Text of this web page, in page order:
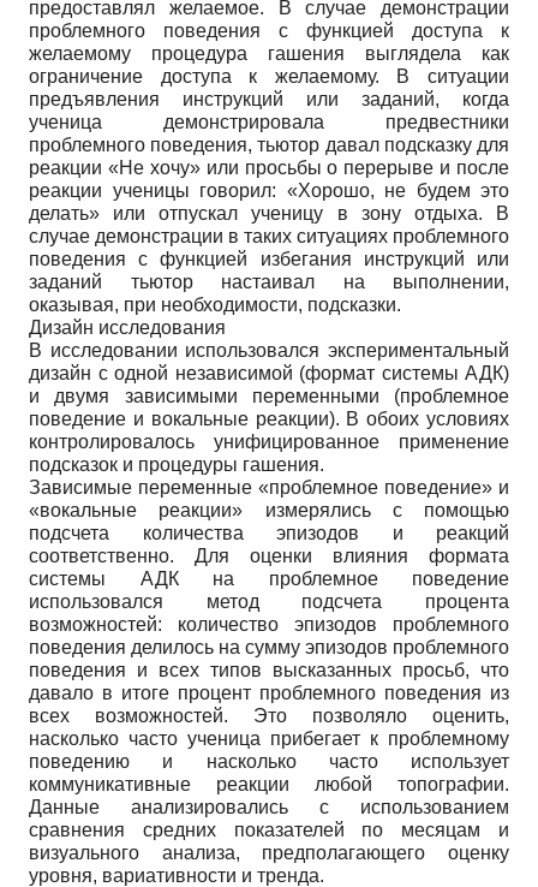
предоставлял желаемое. В случае демонстрации
проблемного поведения с функцией доступа к
желаемому процедура гашения выглядела как
ограничение доступа к желаемому. В ситуации
предъявления инструкций или заданий, когда
ученица демонстрировала предвестники
проблемного поведения, тьютор давал подсказку для
реакции «Не хочу» или просьбы о перерыве и после
реакции ученицы говорил: «Хорошо, не будем это
делать» или отпускал ученицу в зону отдыха. В
случае демонстрации в таких ситуациях проблемного
поведения с функцией избегания инструкций или
заданий тьютор настаивал на выполнении,
оказывая, при необходимости, подсказки.
Дизайн исследования
В исследовании использовался экспериментальный
дизайн с одной независимой (формат системы АДК)
и двумя зависимыми переменными (проблемное
поведение и вокальные реакции). В обоих условиях
контролировалось унифицированное применение
подсказок и процедуры гашения.
Зависимые переменные «проблемное поведение» и
«вокальные реакции» измерялись с помощью
подсчета количества эпизодов и реакций
соответственно. Для оценки влияния формата
системы АДК на проблемное поведение
использовался метод подсчета процента
возможностей: количество эпизодов проблемного
поведения делилось на сумму эпизодов проблемного
поведения и всех типов высказанных просьб, что
давало в итоге процент проблемного поведения из
всех возможностей. Это позволяло оценить,
насколько часто ученица прибегает к проблемному
поведению и насколько часто использует
коммуникативные реакции любой топографии.
Данные анализировались с использованием
сравнения средних показателей по месяцам и
визуального анализа, предполагающего оценку
уровня, вариативности и тренда.